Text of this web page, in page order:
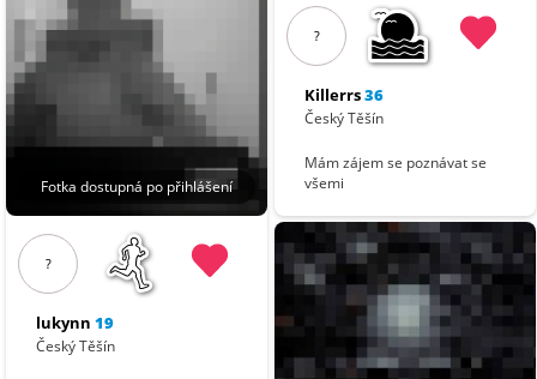
Fotka dostupná po přihlášení
?
lukynn 19
Český Těšín
?
Killerrs36
Český Těšín
Mám zájem se poznávat se
všemi